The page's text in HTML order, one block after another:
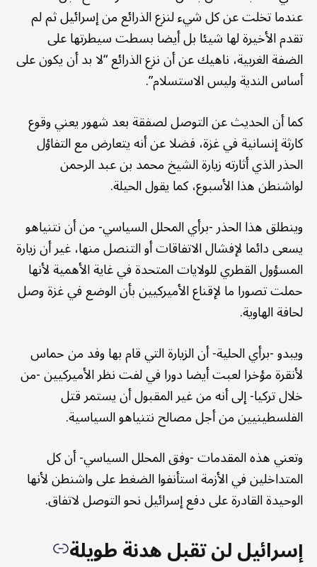
عندما تخلت عن كل شيء لنزع الذرائع من إسرائيل ثم لم
تقدم الأخيرة لها شيئا بل أيضا بسطت سيطرتها على
الضفة الغربية، ناهيك عن أن نزع الذرائع “لا بد أن يكون على
أساس الندية وليس الاستسلام”.
كما أن الحديث عن التوصل لصفقة بعد شهور يعني وقوع
كارثة إنسانية في غزة، فضلا عن أنه يتعارض مع التفاؤل
الحذر الذي أثارته زيارة الشيخ محمد بن عبد الرحمن
لواشنطن هذا الأسبوع، كما يقول الحيلة.
وينطلق هذا الحذر -برأي المحلل السياسي- من أن نتنياهو
يسعى دائما لإفشال الاتفاقات أو التنصل منها، غير أن زيارة
المسؤول القطري للولايات المتحدة في غاية الأهمية لأنها
حملت تصورا ما لإقناع الأميركيين بأن الوضع في غزة وصل
لحافة الهاوية.
ويبدو -برأي الحلية- أن الزيارة التي قام بها وفد من حماس
لأنقرة مؤخرا لعبت أيضا دورا في لفت نظر الأميركيين -من
خلال تركيا- إلى أنه من غير المقبول أن يستمر قتل
الفلسطينيين من أجل مصالح نتنياهو السياسية.
وتعني هذه المقدمات -وفق المحلل السياسي- أن كل
المتداخلين في الأزمة استأنفوا الضغط على واشنطن لأنها
الوحيدة القادرة على دفع إسرائيل نحو التوصل لاتفاق.
إسرائيل لن تقبل هدنة طويلة